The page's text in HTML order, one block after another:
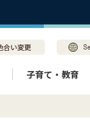
子育て・教育